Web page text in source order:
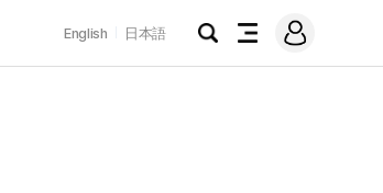
English 日本語
검
전
메
그